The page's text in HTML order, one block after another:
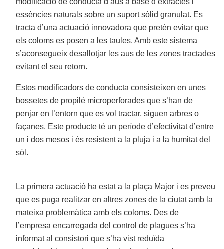
modificació de conducta d’aus a base d’extractes i
essències naturals sobre un suport sòlid granulat. Es
tracta d’una actuació innovadora que pretén evitar que
els coloms es posen a les taules. Amb este sistema
s’aconsegueix desallotjar les aus de les zones tractades
evitant el seu retorn.
Estos modificadors de conducta consisteixen en unes
bossetes de propilé microperforades que s’han de
penjar en l’entorn que es vol tractar, siguen arbres o
façanes. Este producte té un període d’efectivitat d’entre
un i dos mesos i és resistent a la pluja i a la humitat del
sòl.
La primera actuació ha estat a la plaça Major i es preveu
que es puga realitzar en altres zones de la ciutat amb la
mateixa problemàtica amb els coloms. Des de
l’empresa encarregada del control de plagues s’ha
informat al consistori que s’ha vist reduïda